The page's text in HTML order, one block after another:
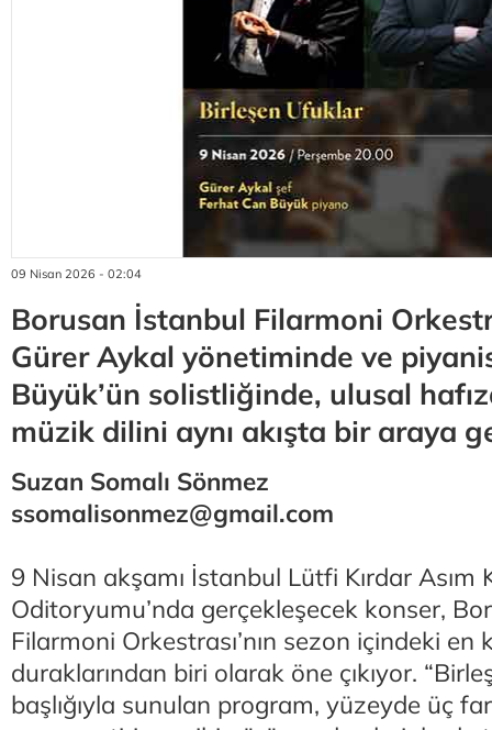
09 Nisan 2026 - 02:04
Borusan İstanbul Filarmoni
Gürer Aykal yönetiminde ve
Büyük’ün solistliğinde, ulusal
müzik dilini aynı akışta bir araya
Suzan Somalı Sönmez
ssomalisonmez@gmail.com
9 Nisan akşamı İstanbul Lütfi Kırdar Asım
Oditoryumu’nda gerçekleşecek konser,
Filarmoni Orkestrası’nın sezon içindeki en
duraklarından biri olarak öne çıkıyor.
başlığıyla sunulan program, yüzeyde üç